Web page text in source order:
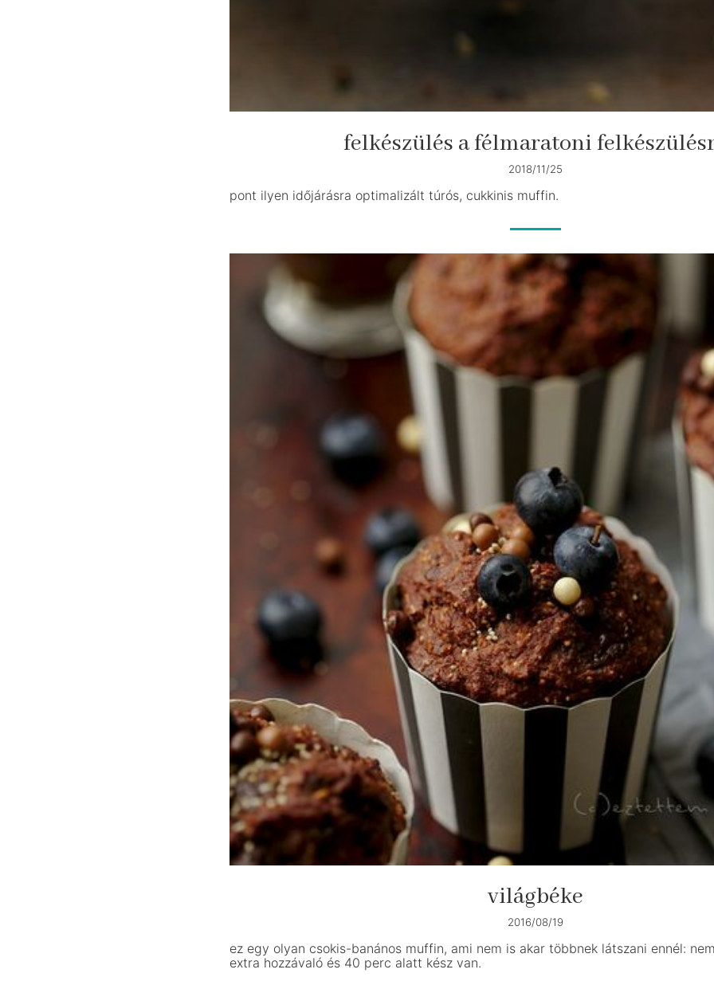
felkészülés a félmaratoni
2018/11/25
pont ilyen időjárásra optimalizált túrós, cukkinis muffin.
világbéke
2016/08/19
ez egy olyan csokis-banános muffin, ami nem is akar többnek látszani ennél:
extra hozzávaló és 40 perc alatt kész van.